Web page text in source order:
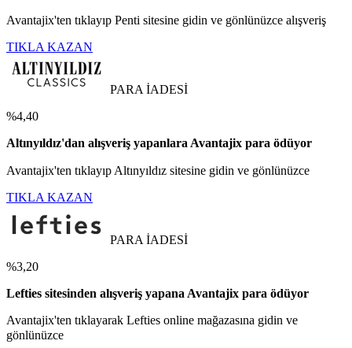
Avantajix'ten tıklayıp Penti sitesine gidin ve gönlünüzce alışveriş
TIKLA KAZAN
PARA İADESİ
%4,40
Altınyıldız'dan alışveriş yapanlara Avantajix para ödüyor
Avantajix'ten tıklayıp Altınyıldız sitesine gidin ve gönlünüzce
TIKLA KAZAN
PARA İADESİ
%3,20
Lefties sitesinden alışveriş yapana Avantajix para ödüyor
Avantajix'ten tıklayarak Lefties online mağazasına gidin ve
gönlünüzce